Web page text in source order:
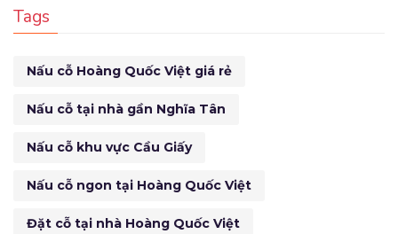
Tags
Nấu cỗ Hoàng Quốc Việt giá rẻ
Nấu cỗ tại nhà gần Nghĩa Tân
Nấu cỗ khu vực Cầu Giấy
Nấu cỗ ngon tại Hoàng Quốc Việt
Đặt cỗ tại nhà Hoàng Quốc Việt